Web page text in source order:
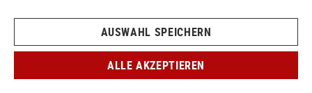
AUSWAHL SPEICHERN
ALLE AKZEPTIEREN